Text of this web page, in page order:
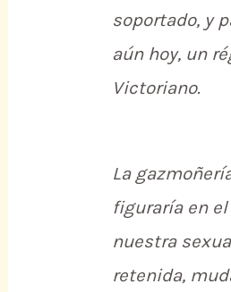
soportado, y
aún hoy, un
Victoriano.
La
figuraría en
nuestra
retenida,